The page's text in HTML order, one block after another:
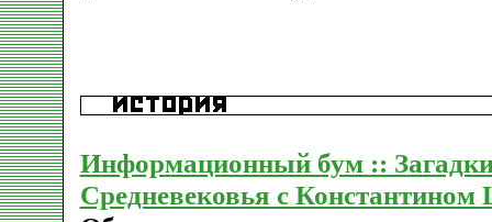
Информационный бум :: Загадки
Средневековья с